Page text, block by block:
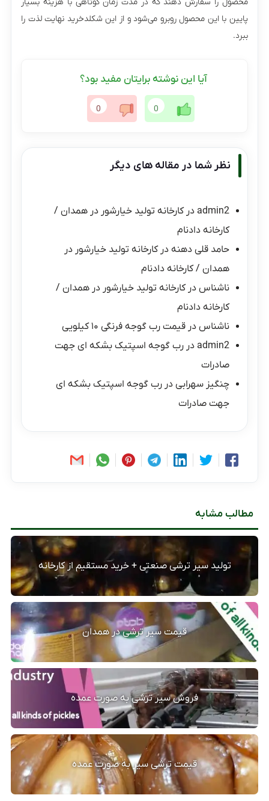
پایین با این محصول روبرو می‌شود و از این شکلدخرید نهایت لذت را
ببرد.
آیا این نوشته برایتان مفید بود؟
0
0
نظر شما در مقاله های دیگر
admin2 درکارخانه تولید خیارشور در همدان /
کارخانه دادنام
حامد قلی دهنه درکارخانه تولید خیارشور در
همدان / کارخانه دادنام
ناشناس درکارخانه تولید خیارشور در همدان /
کارخانه دادنام
ناشناس درقیمت رب گوجه فرنگی ۱۰ کیلویی
admin2 دررب گوجه اسپتیک بشکه ای جهت
صادرات
چنگیز سهرابی دررب گوجه اسپتیک بشکه ای
جهت صادرات
مطالب مشابه
تولید سیر ترشی صنعتی + خرید مستقیم از کارخانه
قیمت سیر ترشی در همدان
فروش سیر ترشی به صورت عمده
قیمت ترشی سیر به صورت عمده